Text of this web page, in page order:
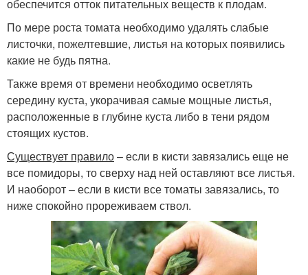
обеспечится отток питательных веществ к плодам.
По мере роста томата необходимо удалять слабые
листочки, пожелтевшие, листья на которых появились
какие не будь пятна.
Также время от времени необходимо осветлять
середину куста, укорачивая самые мощные листья,
расположенные в глубине куста либо в тени рядом
стоящих кустов.
Существует правило– если в кисти завязались еще не
все помидоры, то сверху над ней оставляют все листья.
И наоборот – если в кисти все томаты завязались, то
ниже спокойно прореживаем ствол.